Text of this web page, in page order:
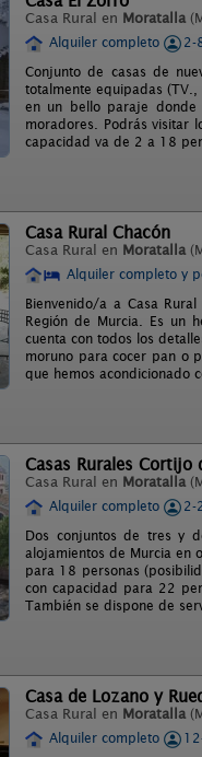
Casa Rural en Moratalla
Alquiler completo
2-
Conjunto de casas de
totalmente equipadas
en un bello paraje donde
moradores. Podrás visitar
capacidad va de 2 a 18
Casa Rural Chacón
Casa Rural en Moratalla
Alquiler completo y
Bienvenido/a a Casa
Región de Murcia. Es un
cuenta con todos los
moruno para cocer pan o
que hemos acondicionado
Casas Rurales Cortijo
Casa Rural en Moratalla
Alquiler completo
2-
Dos conjuntos de tres y
alojamientos de Murcia en
para 18 personas
con capacidad para 22
También se dispone de
Casa de Lozano y
Casa Rural en Moratalla
Alquiler completo